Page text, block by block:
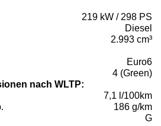
219 kW / 298 PS
Diesel
2.993 cm³
Euro6
4 (Green)
nach WLTP:
7,1 l/100km
186 g/km
G